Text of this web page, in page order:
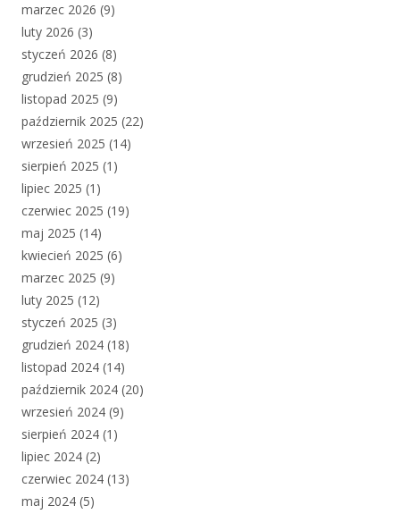
marzec 2026 (9)
luty 2026 (3)
styczeń 2026 (8)
grudzień 2025 (8)
listopad 2025 (9)
październik 2025 (22)
wrzesień 2025 (14)
sierpień 2025 (1)
lipiec 2025 (1)
czerwiec 2025 (19)
maj 2025 (14)
kwiecień 2025 (6)
marzec 2025 (9)
luty 2025 (12)
styczeń 2025 (3)
grudzień 2024 (18)
listopad 2024 (14)
październik 2024 (20)
wrzesień 2024 (9)
sierpień 2024 (1)
lipiec 2024 (2)
czerwiec 2024 (13)
maj 2024 (5)